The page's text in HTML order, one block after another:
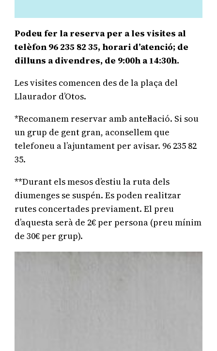
Podeu fer la reserva per a les visites al
telèfon 96 235 82 35, horari d’atenció; de
dilluns a divendres, de 9:00h a 14:30h.
Les visites comencen des de la plaça del
Llaurador d’Otos.
*Recomanem reservar amb antel·lació. Si sou
un grup de gent gran, aconsellem que
telefoneu a l’ajuntament per avisar. 96 235 82
35.
**Durant els mesos d’estiu la ruta dels
diumenges se suspén. Es poden realitzar
rutes concertades previament. El preu
d’aquesta serà de 2€ per persona (preu mínim
de 30€ per grup).